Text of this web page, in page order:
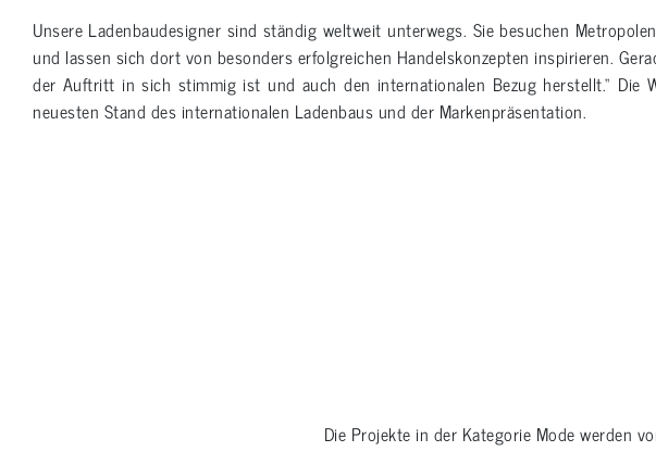
Unsere Ladenbaudesigner sind ständig weltweit unterwegs. Sie besuchen
und lassen sich dort von besonders erfolgreichen Handelskonzepten inspirieren.
der Auftritt in sich stimmig ist und auch den internationalen Bezug herstellt.“ Die
neuesten Stand des internationalen Ladenbaus und der Markenpräsentation.
Die Projekte in der Kategorie Modewerden